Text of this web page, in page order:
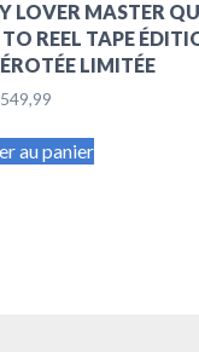
LOVER MASTER
TO REEL TAPE
LIMITÉE
549,99
au panier